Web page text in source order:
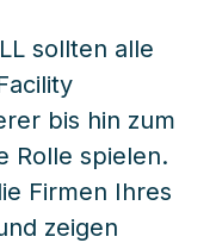
sollten alle
bis hin zum
Rolle spielen.
Firmen Ihres
zeigen